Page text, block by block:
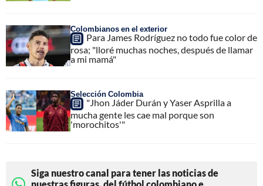
Colombianos en el exterior
Para James Rodríguez no todo fue color de
rosa; "lloré muchas noches, después de llamar
a mi mamá"
Selección Colombia
"Jhon Jáder Durán y Yaser Asprilla a
mucha gente les cae mal porque son
'morochitos'"
Siga nuestro canal para tener las noticias de
nuestras figuras, del fútbol colombiano e